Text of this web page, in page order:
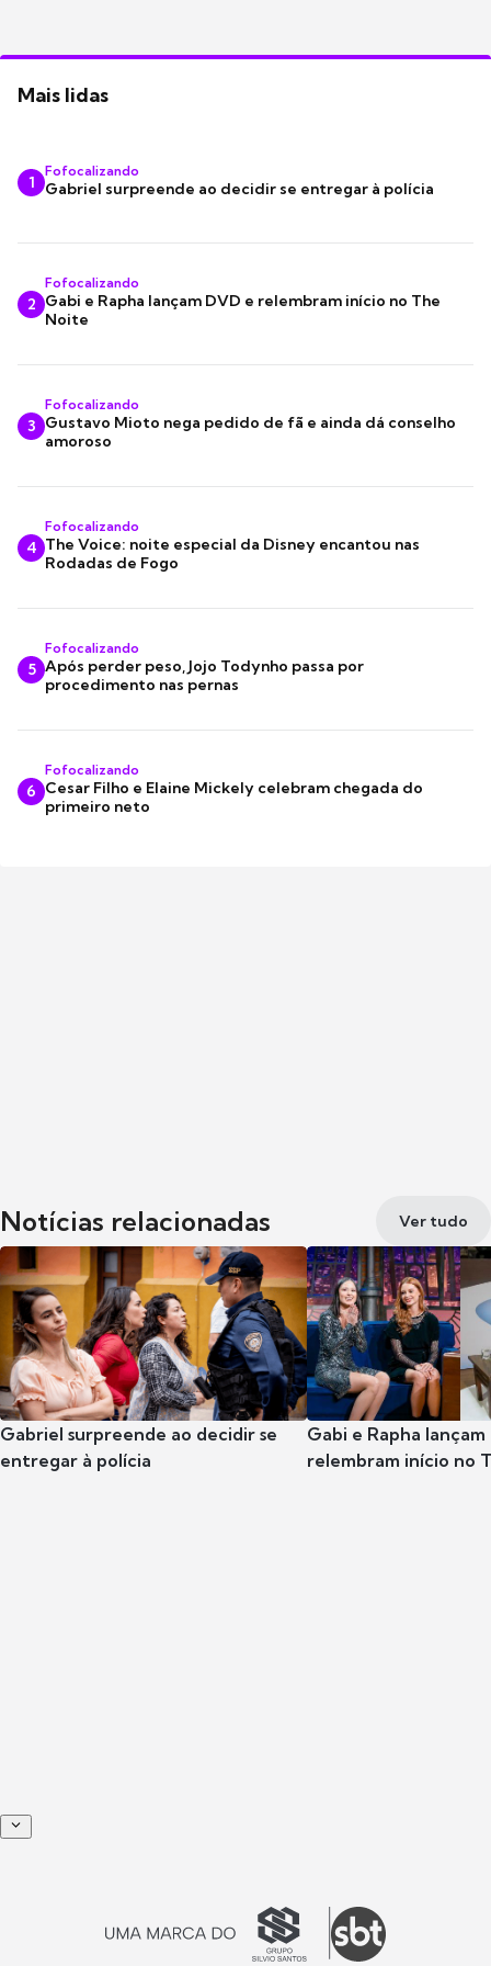
Mais lidas
1
Fofocalizando
Gabriel surpreende ao decidir se entregar à polícia
2
Fofocalizando
Gabi e Rapha lançam DVD e relembram início no The
Noite
3
Fofocalizando
Gustavo Mioto nega pedido de fã e ainda dá conselho
amoroso
4
Fofocalizando
The Voice: noite especial da Disney encantou nas
Rodadas de Fogo
5
Fofocalizando
Após perder peso, Jojo Todynho passa por
procedimento nas pernas
6
Fofocalizando
Cesar Filho e Elaine Mickely celebram chegada do
primeiro neto
Notícias relacionadas Ver tudo
Gabriel surpreende ao decidir se
entregar à polícia
Gabi e Rapha
relembram início no